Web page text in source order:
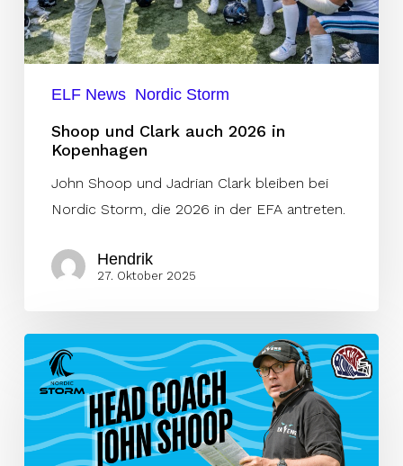
ELF News Nordic Storm
Shoop und Clark auch 2026 in
Kopenhagen
John Shoop und Jadrian Clark bleiben bei
Nordic Storm, die 2026 in der EFA antreten.
Hendrik
27. Oktober 2025
Shoop
wird
erster
Storm